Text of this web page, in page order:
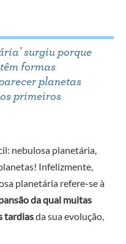
surgiu porque
formas
planetas
primeiros
nebulosa planetária,
Infelizmente,
planetária refere-se à
da qual muitas
tardiasda sua evolução,